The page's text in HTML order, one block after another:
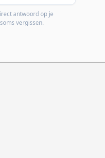
antwoord op je
vergissen.